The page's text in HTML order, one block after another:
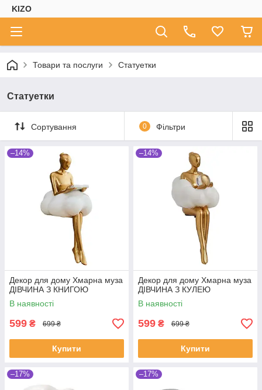
KIZO
Товари та послуги Статуетки
Статуетки
Сортування 0 Фільтри
–14%
Декор для дому Хмарна муза
ДІВЧИНА З КНИГОЮ
В наявності
599 ₴ 699 ₴
Купити
–14%
Декор для дому Хмарна муза
ДІВЧИНА З КУЛЕЮ
В наявності
599 ₴ 699 ₴
Купити
–17% –17%